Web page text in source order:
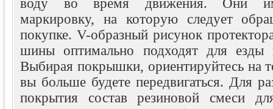
воду во время движения. Они
маркировку, на которую следует
покупке. V-образный рисунок
шины оптимально подходят для езды
Выбирая покрышки, ориентируйтесь на
вы больше будете передвигаться. Для
покрытия состав резиновой смеси